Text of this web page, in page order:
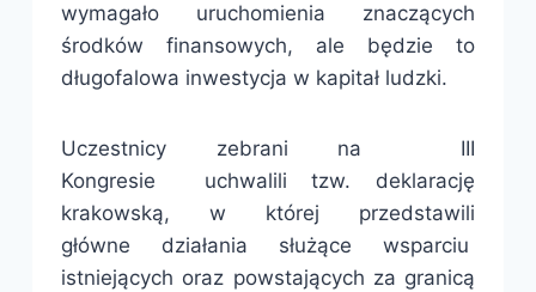
wymagało uruchomienia znaczących
środków finansowych, ale będzie to
długofalowa inwestycja w kapitał ludzki.
Uczestnicy zebrani na III
Kongresie uchwalili tzw. deklarację
krakowską, w której przedstawili
główne działania służące wsparciu
istniejących oraz powstających za granicą